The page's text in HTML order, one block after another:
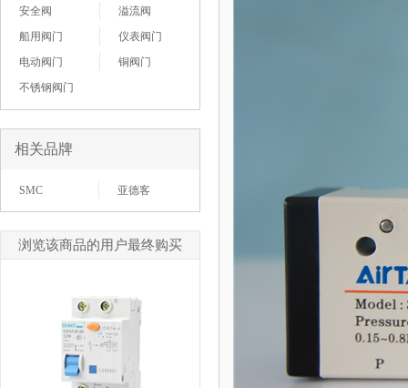
安全阀
溢流阀
船用阀门
仪表阀门
电动阀门
铜阀门
不锈钢阀门
相关品牌
SMC 亚德客
浏览该商品的用户最终购买